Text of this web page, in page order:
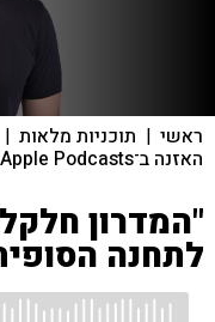
ראשי | תוכניות מלאות |
האזנה ב־Apple Podcasts
"המדרון
לתחנה